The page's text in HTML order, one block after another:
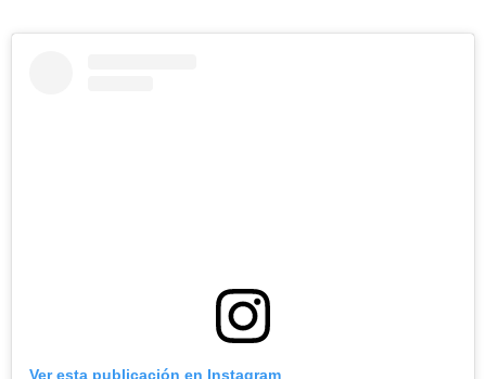
Ver esta publicación en Instagram